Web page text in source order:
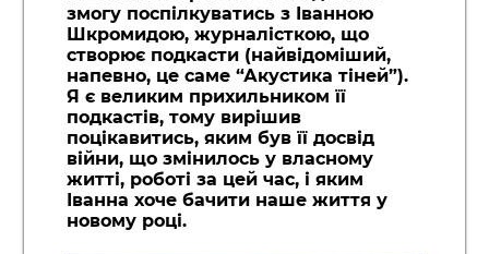
змогу поспілкуватись з Іванною
Шкромидою, журналісткою, що
створює подкасти (найвідоміший,
напевно, це саме “Акустика тіней”).
Я є великим прихильником її
подкастів, тому вирішив
поцікавитись, яким був її досвід
війни, що змінилось у власному
житті, роботі за цей час, і яким
Іванна хоче бачити наше життя у
новому році.